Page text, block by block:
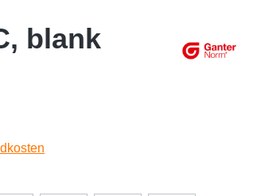
blank